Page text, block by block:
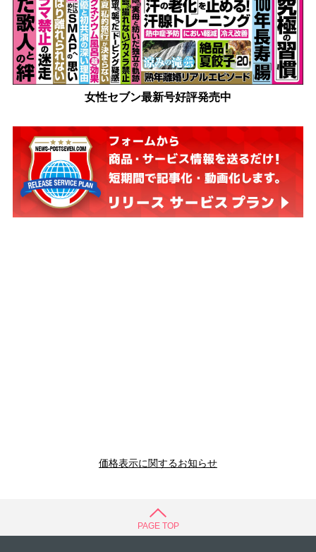
女性セブン最新号好評発売中
価格表示に関するお知らせ
PAGE TOP